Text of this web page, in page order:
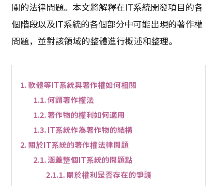
關的法律問題。本文將解釋在IT系統開發項目的各
個階段以及IT系統的各個部分中可能出現的著作權
問題，並對該領域的整體進行概述和整理。
軟體等IT系統與著作權如何相關
何謂著作權法
著作物的權利如何適用
IT系統作為著作物的結構
關於IT系統的著作權法律問題
涵蓋整個IT系統的問題點
關於權利是否存在的爭議